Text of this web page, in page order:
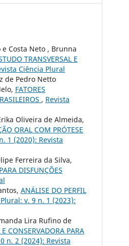
e Costa Neto , Brunna
TRANSVERSAL E
Ciência Plural
de Pedro Netto
FATORES
, Revista
Oliveira de Almeida,
ORAL COM PRÓTESE
1 (2020): Revista
Ferreira da Silva,
DISFUNÇÕES
ANÁLISE DO PERFIL
v. 9 n. 1 (2023):
Lira Rufino de
CONSERVADORA PARA
n. 2 (2024): Revista